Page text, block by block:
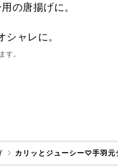
の唐揚げに。
ャレに。
す。
カリッとジューシー♡手羽元